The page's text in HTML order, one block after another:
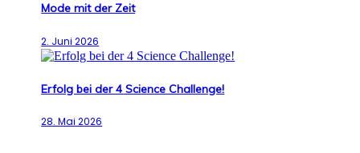
Mode mit der Zeit
2. Juni 2026
Erfolg bei der 4 Science Challenge!
28. Mai 2026